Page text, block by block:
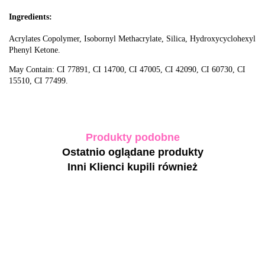
Ingredients:
Acrylates Copolymer, Isobornyl Methacrylate, Silica, Hydroxycyclohexyl
Phenyl Ketone.
May Contain: CI 77891, CI 14700, CI 47005, CI 42090, CI 60730, CI
15510, CI 77499.
Produkty podobne
Ostatnio oglądane produkty
Inni Klienci kupili również